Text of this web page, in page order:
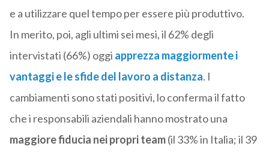
e a utilizzare quel tempo per essere più produttivo.
In merito, poi, agli ultimi sei mesi, il 62% degli
intervistati (66%) oggi apprezza maggiormente i
vantaggi e le sfide del lavoro a distanza. I
cambiamenti sono stati positivi, lo conferma il fatto
che i responsabili aziendali hanno mostrato una
maggiore fiducia nei propri team(il 33% in Italia; il 39